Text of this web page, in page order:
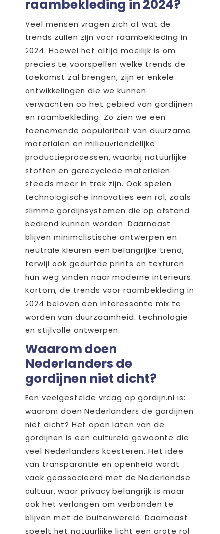
raambekleding in 2024?
Veel mensen vragen zich af wat de
trends zullen zijn voor raambekleding in
2024. Hoewel het altijd moeilijk is om
precies te voorspellen welke trends de
toekomst zal brengen, zijn er enkele
ontwikkelingen die we kunnen
verwachten op het gebied van gordijnen
en raambekleding. Zo zien we een
toenemende populariteit van duurzame
materialen en milieuvriendelijke
productieprocessen, waarbij natuurlijke
stoffen en gerecyclede materialen
steeds meer in trek zijn. Ook spelen
technologische innovaties een rol, zoals
slimme gordijnsystemen die op afstand
bediend kunnen worden. Daarnaast
blijven minimalistische ontwerpen en
neutrale kleuren een belangrijke trend,
terwijl ook gedurfde prints en texturen
hun weg vinden naar moderne interieurs.
Kortom, de trends voor raambekleding in
2024 beloven een interessante mix te
worden van duurzaamheid, technologie
en stijlvolle ontwerpen.
Waarom doen
Nederlanders de
gordijnen niet dicht?
Een veelgestelde vraag op gordijn.nl is:
waarom doen Nederlanders de gordijnen
niet dicht? Het open laten van de
gordijnen is een culturele gewoonte die
veel Nederlanders koesteren. Het idee
van transparantie en openheid wordt
vaak geassocieerd met de Nederlandse
cultuur, waar privacy belangrijk is maar
ook het verlangen om verbonden te
blijven met de buitenwereld. Daarnaast
speelt het natuurlijke licht een grote rol